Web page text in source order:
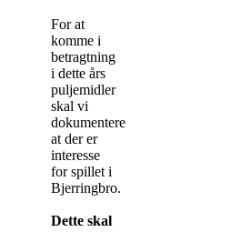
For at
komme i
betragtning
i dette års
puljemidler
skal vi
dokumentere
at der er
interesse
for spillet i
Bjerringbro.
Dette skal